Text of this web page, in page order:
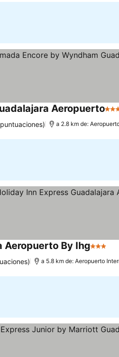
Aeropuerto4
a 2.8 km de:
Aeropuerto By Ihg3
a 5.8 km de: Aeropuerto